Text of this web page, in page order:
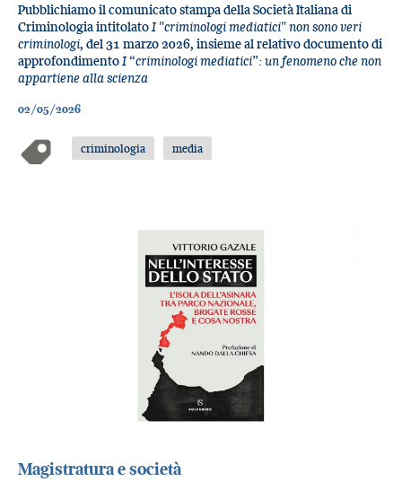
Pubblichiamo il comunicato stampa della Società Italiana di
Criminologia intitolatoI "criminologi mediatici" non sono veri
criminologi, del 31 marzo 2026, insieme al relativo documento di
approfondimentoI “criminologi mediatici”: un fenomeno che non
appartiene alla scienza
02/05/2026
criminologia media
Magistratura e società